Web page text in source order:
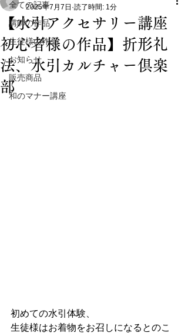
全ての記事
講師の作品
生徒様の作品
お知らせ
販売商品
和のマナー講座
【水引アクセサリー講座
初心者様の作品】折形礼
法、水引カルチャー倶楽
部
2025年7月7日 読了時間: 1分
初めての水引体験、
生徒様はお着物をお召しになるとのこ